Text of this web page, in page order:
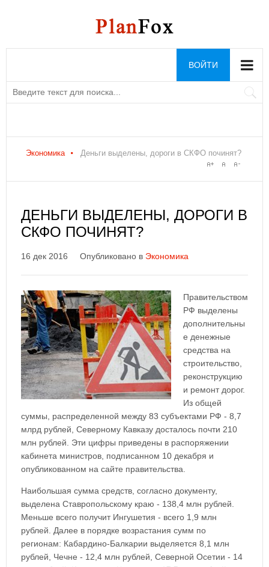
ВОЙТИ
Экономика Деньги выделены, дороги в СКФО починят?
ДЕНЬГИ ВЫДЕЛЕНЫ, ДОРОГИ В
СКФО ПОЧИНЯТ?
16 дек 2016 Опубликовано в Экономика
Правительством
РФ выделены
дополнительны
е денежные
средства на
строительство,
реконструкцию
и ремонт дорог.
Из общей
суммы, распределенной между 83 субъектами РФ - 8,7
млрд рублей, Северному Кавказу досталось почти 210
млн рублей. Эти цифры приведены в распоряжении
кабинета министров, подписанном 10 декабря и
опубликованном на сайте правительства.
Наибольшая сумма средств, согласно документу,
выделена Ставропольскому краю - 138,4 млн рублей.
Меньше всего получит Ингушетия - всего 1,9 млн
рублей. Далее в порядке возрастания сумм по
регионам: Кабардино-Балкарии выделяется 8,1 млн
рублей, Чечне - 12,4 млн рублей, Северной Осетии - 14